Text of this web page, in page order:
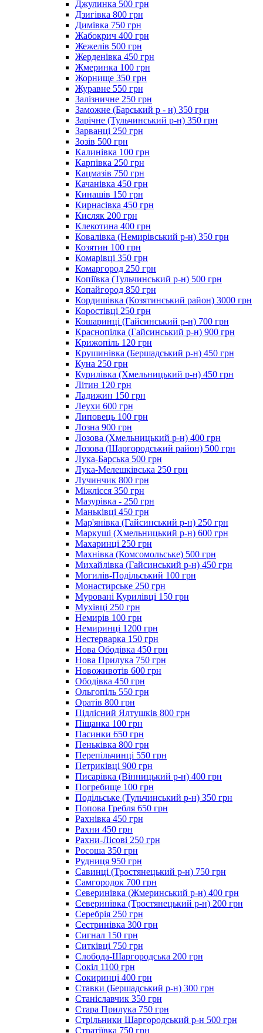
Джулинка 500 грн
Дзигівка 800 грн
Димівка 750 грн
Жабокрич 400 грн
Жежелів 500 грн
Жерденівка 450 грн
Жмеринка 100 грн
Жорнище 350 грн
Журавне 550 грн
Залізничне 250 грн
Заможне (Барський р - н) 350 грн
Зарічне (Тульчинський р-н) 350 грн
Зарванці 250 грн
Зозів 500 грн
Калинівка 100 грн
Карпівка 250 грн
Кацмазів 750 грн
Качанівка 450 грн
Кинашів 150 грн
Кирнасівка 450 грн
Кисляк 200 грн
Клекотина 400 грн
Ковалівка (Немирівський р-н) 350 грн
Козятин 100 грн
Комарівці 350 грн
Комаргород 250 грн
Копіївка (Тульчинський р-н) 500 грн
Копайгород 850 грн
Кордишівка (Козятинський район) 3000 грн
Коростівці 250 грн
Кошаринці (Гайсинський р-н) 700 грн
Краснопілка (Гайсинський р-н) 900 грн
Крижопіль 120 грн
Крушинівка (Бершадський р-н) 450 грн
Куна 250 грн
Курилівка (Хмельницький р-н) 450 грн
Літин 120 грн
Ладижин 150 грн
Леухи 600 грн
Липовець 100 грн
Лозна 900 грн
Лозова (Хмельницький р-н) 400 грн
Лозова (Шаргородський район) 500 грн
Лука-Барська 500 грн
Лука-Мелешківська 250 грн
Лучинчик 800 грн
Міжлісся 350 грн
Мазурівка - 250 грн
Маньківці 450 грн
Мар'янівка (Гайсинський р-н) 250 грн
Маркуші (Хмельницький р-н) 600 грн
Махаринці 250 грн
Махнівка (Комсомольське) 500 грн
Михайлівка (Гайсинський р-н) 450 грн
Могилів-Подільський 100 грн
Монастирське 250 грн
Муровані Курилівці 150 грн
Мухівці 250 грн
Немирів 100 грн
Немиринці 1200 грн
Нестерварка 150 грн
Нова Ободівка 450 грн
Нова Прилука 750 грн
Новоживотів 600 грн
Ободівка 450 грн
Ольгопіль 550 грн
Оратів 800 грн
Підлісний Ялтушків 800 грн
Піщанка 100 грн
Пасинки 650 грн
Пеньківка 800 грн
Перепільчинці 550 грн
Петриківці 900 грн
Писарівка (Вінницький р-н) 400 грн
Погребище 100 грн
Подільське (Тульчинський р-н) 350 грн
Попова Гребля 650 грн
Рахнівка 450 грн
Рахни 450 грн
Рахни-Лісові 250 грн
Росоша 350 грн
Рудниця 950 грн
Савинці (Тростянецький р-н) 750 грн
Самгородок 700 грн
Северинівка (Жмеринський р-н) 400 грн
Северинівка (Тростянецький р-н) 200 грн
Серебрія 250 грн
Сестринівка 300 грн
Сигнал 150 грн
Ситківці 750 грн
Слобода-Шаргородська 200 грн
Сокіл 1100 грн
Сокиринці 400 грн
Ставки (Бершадський р-н) 300 грн
Станіславчик 350 грн
Стара Прилука 750 грн
Стрільники Шаргородський р-н 500 грн
Стратіївка 750 грн